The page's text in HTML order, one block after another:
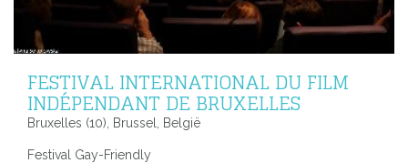
FESTIVAL INTERNATIONAL DU FILM
INDÉPENDANT DE BRUXELLES
Bruxelles (10), Brussel, België
Festival Gay-Friendly